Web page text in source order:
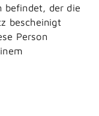
befindet, der die
bescheinigt
Person